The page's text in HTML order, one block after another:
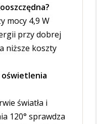
mocy 4,9 W
przy dobrej
niższe koszty
oświetlenia
światła i
120° sprawdza